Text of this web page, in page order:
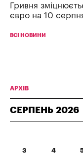
Гривня
євро на 10
ВСІ НОВИНИ
АРХІВ
СЕРПЕНЬ 2026
3 4